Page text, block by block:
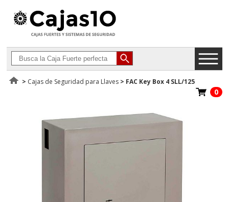
> Cajas de Seguridad para Llaves > FAC Key Box 4 SLL/125
0